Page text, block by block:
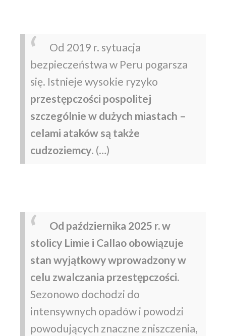
Od 2019 r. sytuacja
bezpieczeństwa w Peru pogarsza
się. Istnieje wysokie ryzyko
przestępczości pospolitej
szczególnie w dużych miastach –
celami ataków są także
cudzoziemcy. (…)
Od października 2025 r. w
stolicy Limie i Callao obowiązuje
stan wyjątkowy wprowadzony w
celu zwalczania przestępczości.
Sezonowo dochodzi do
intensywnych opadów i powodzi
powodujących znaczne zniszczenia,